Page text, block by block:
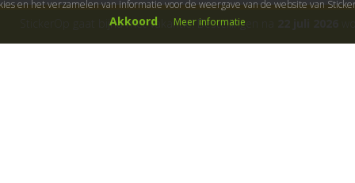
StickerOp gaat bijna met vakantie! Bestellingen na
en het verzamelen van informatie voor de weergave van de website van
Akkoord Meer informatie